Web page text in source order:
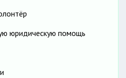
юридическую помощь